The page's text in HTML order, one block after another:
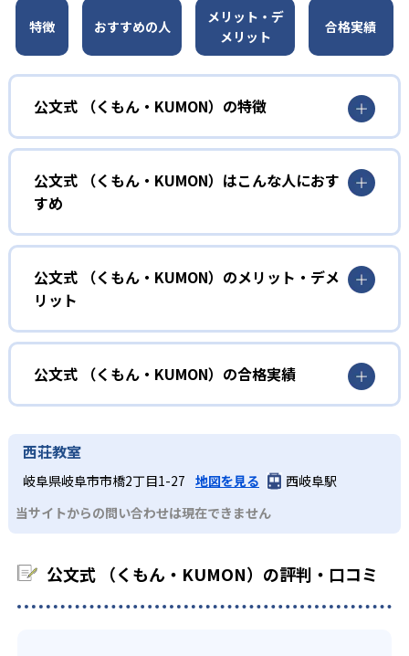
特徴 おすすめの人
メリット・デ
メリット
合格実績
公文式 （くもん・KUMON）の特徴
01
無学年式の学力別学習
KUMONでは、年齢や学年にとらわれずに、一人ひとりの学
力に応じたレベルから学習を始めている。
確実に100点が取れるレベルから少しずつ難易度を上げてい
しさを経験できる。
KUMONの教材は、簡単な問題から高度な問題へと、スモー
ルステップで進んでいけるよう工夫されている。このスタ
イルは子どもの学習意欲をかき立てるため、教えてもらう
という受け身の姿勢ではなく、自ら進んで学ぶ姿勢を身に
つけられるだろう。
また、自学学習スタイルで学ぶ子どもたちは、自らの学習
課題に気がつくようになる。学年を超えた範囲も学習でき
03 フレキシブルな受講スタイル
KUMONでは、教室が開いている時間内であれば、何曜日に
い中高生にも通室しやすい。また、教室によっては自宅か
公文式 （くもん・KUMON）はこんな人におす
すめ
幼児
小学校に入る準備をしたい幼児向け
KUMONでは細かいステップに分かれた教材で、わかる楽し
さを経験しながら無理なく力を高めていける。
性格や学習への取り組み姿勢に合わせて内容も調整するた
め、小学校に入ってもつまずきにくい学力を身につけられ
るだろう。
中学に向けて苦手教科を克服したい子ども向け
KUMONでは経験豊富な先生が、子どものやる気を引き出せ
る。苦手な科目でも自分で解けた達成感を味わうことで、
少しずつ苦手意識を克服できるだろう。
中学生・高校生
部活や習い事と両立したい生徒向け
公文式 （くもん・KUMON）のメリット・デメ
リット
どんなメリットがある？
KUMONでは自学自習スタイルで勉強するため、集中力や目
標に向かって頑張りやり抜く力を育むことができる。ま
た、年齢や学年にとらわれずに自分の学力に相応したレベ
ルから学習できるため、難しすぎてやる気を損ねたり、簡
単すぎて退屈することもない。
どんなデメリットがある？
KUMONでは、中高生のクラスでも数学・英語・国語の3教
科に限られるため、その他の教科に関しては他塾を検討す
公文式 （くもん・KUMON）の合格実績
KUMONは、公式サイトでは合格実績は公開していない。志
望校への実績があるかどうかは、通う予定の教室に問い合
わせたい。
西荘教室
岐阜県岐阜市市橋2丁目1-27 地図を見る
西岐阜駅
当サイトからの問い合わせは現在できません
公文式 （くもん・KUMON）の評判・口コミ